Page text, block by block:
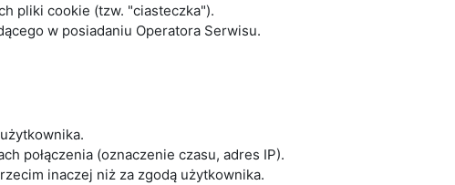
pliki cookie (tzw. "ciasteczka").
w posiadaniu Operatora Serwisu.
połączenia (oznaczenie czasu, adres IP).
inaczej niż za zgodą użytkownika.